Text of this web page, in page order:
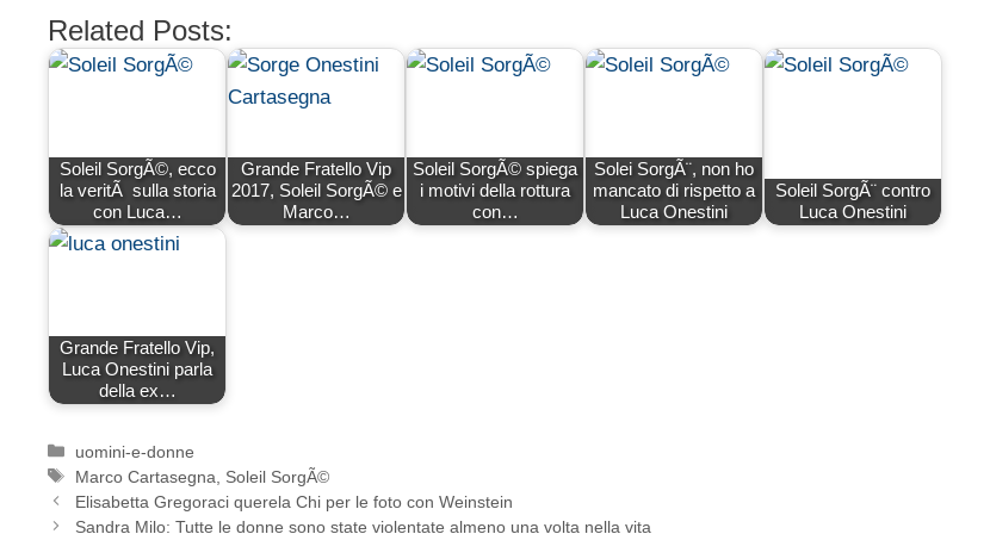
Related Posts:
Soleil SorgÃ©, ecco
la veritÃ sulla storia
con Luca…
Grande Fratello Vip
2017, Soleil SorgÃ© e
Marco…
Soleil SorgÃ© spiega
i motivi della rottura
con…
Solei SorgÃ¨, non ho
mancato di rispetto a
Luca Onestini
Soleil SorgÃ¨ contro
Luca Onestini
Grande Fratello Vip,
Luca Onestini parla
della ex…
Categorie
uomini-e-donne
Tag
Marco Cartasegna
Soleil SorgÃ©
Elisabetta Gregoraci querela Chi per le foto con Weinstein
Sandra Milo: Tutte le donne sono state violentate almeno una volta nella vita